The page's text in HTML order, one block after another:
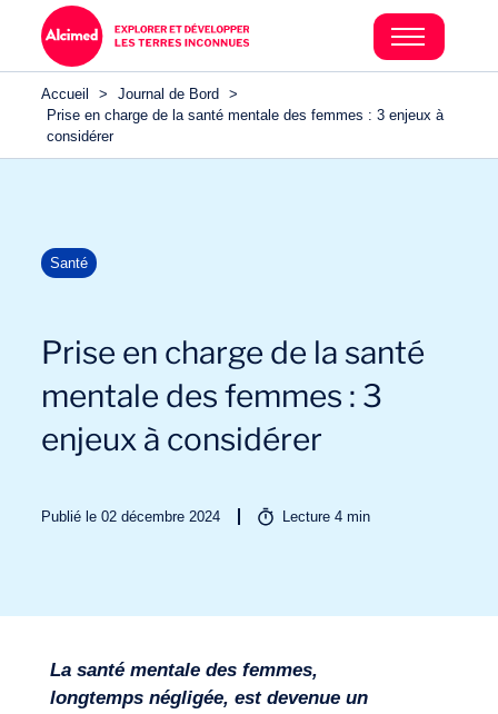
Accueil > Journal de Bord
>
Prise en charge de la santé mentale des femmes : 3 enjeux à
considérer
Santé
Prise en charge de la santé
mentale des femmes : 3
enjeux à considérer
Publié le 02 décembre 2024 Lecture4 min
La santé mentale des femmes,
longtemps négligée, est devenue un